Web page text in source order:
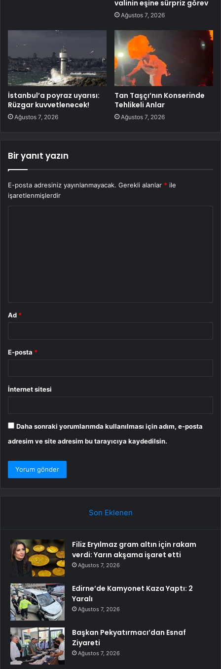
valinin eşine sürpriz görev
Ağustos 7, 2026
İstanbul’a poyraz uyarısı:
Rüzgar kuvvetlenecek!
Ağustos 7, 2026
Tan Taşçı’nın Konserinde
Tehlikeli Anlar
Ağustos 7, 2026
Bir yanıt yazın
E-posta adresiniz yayınlanmayacak. Gerekli alanlar * ile
işaretlenmişlerdir
Ad *
E-posta *
İnternet sitesi
Daha sonraki yorumlarımda kullanılması için adım, e-posta
adresim ve site adresim bu tarayıcıya kaydedilsin.
Son Eklenen
Filiz Eryılmaz gram altın için rakam
verdi: Yarın akşama işaret etti
Ağustos 7, 2026
Edirne’de Kamyonet Kaza Yaptı: 2
Yaralı
Ağustos 7, 2026
Başkan Pekyatırmacı’dan Esnaf
Ziyareti
Ağustos 7, 2026